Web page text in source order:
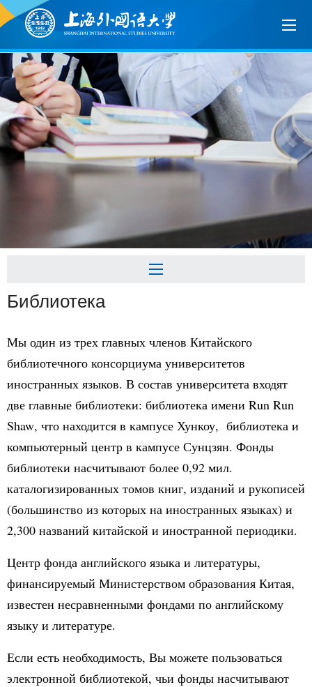
Библиотека
Мы один из трех главных членов Китайского
библиотечного консорциума университетов
иностранных языков. В состав университета входят
две главные библиотеки: библиотека имени Run Run
Shaw, что находится в кампусе Хункоу, библиотека и
компьютерный центр в кампусе Сунцзян. Фонды
библиотеки насчитывают более 0,92 мил.
каталогизированных томов книг, изданий и рукописей
(большинство из которых на иностранных языках) и
2,300 названий китайской и иностранной периодики.
Центр фонда английского языка и литературы,
финансируемый Министерством образования Китая,
известен несравненными фондами по английскому
языку и литературе.
Если есть необходимость, Вы можете пользоваться
электронной библиотекой, чьи фонды насчитывают